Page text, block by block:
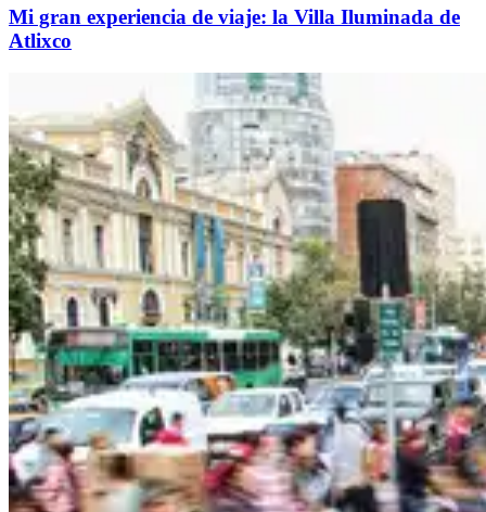
Mi gran experiencia de viaje: la Villa Iluminada de
Atlixco